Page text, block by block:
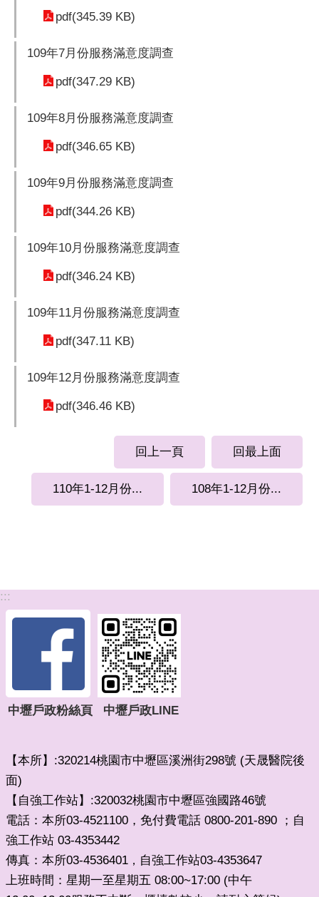
pdf(345.39 KB)
109年7月份服務滿意度調查
pdf(347.29 KB)
109年8月份服務滿意度調查
pdf(346.65 KB)
109年9月份服務滿意度調查
pdf(344.26 KB)
109年10月份服務滿意度調查
pdf(346.24 KB)
109年11月份服務滿意度調查
pdf(347.11 KB)
109年12月份服務滿意度調查
pdf(346.46 KB)
回上一頁 回最上面
110年1-12月份... 108年1-12月份...
:::
中壢戶政粉絲頁 中壢戶政LINE
【本所】:320214桃園市中壢區溪洲街298號 (天晟醫院後
面)
【自強工作站】:320032桃園市中壢區強國路46號
電話：本所03-4521100，免付費電話 0800-201-890 ；自
強工作站 03-4353442
傳真：本所03-4536401 ， 自強工作站03-4353647
上班時間：星期一至星期五 08:00~17:00 (中午